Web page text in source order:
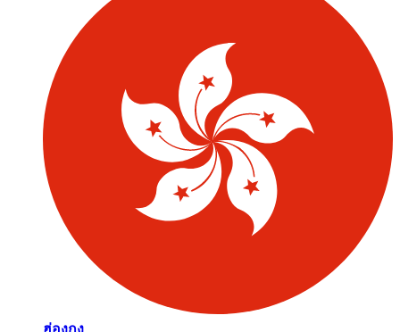
ฮ่องกง​​